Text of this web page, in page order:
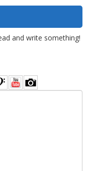
and write something!